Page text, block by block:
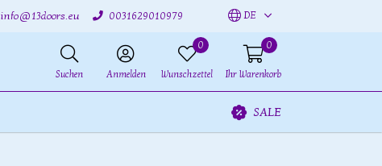
info@13doors.eu 0031629010979 DE
Suchen Anmelden
0
Wunschzettel
0
Ihr Warenkorb
SALE